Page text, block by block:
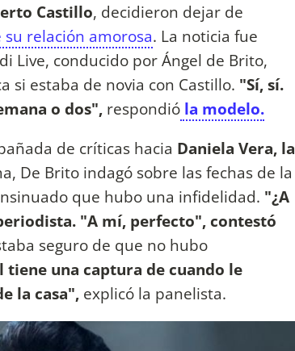
Castillo, decidieron dejar de
relación amorosa. La noticia fue
Live, conducido por Ángel de Brito,
estaba de novia con Castillo. "Sí, sí.
o dos", respondió la modelo.
de críticas hacia Daniela Vera, la
De Brito indagó sobre las fechas de la
que hubo una infidelidad. "¿A
"A mí, perfecto", contestó
seguro de que no hubo
tiene una captura de cuando le
la casa", explicó la panelista.